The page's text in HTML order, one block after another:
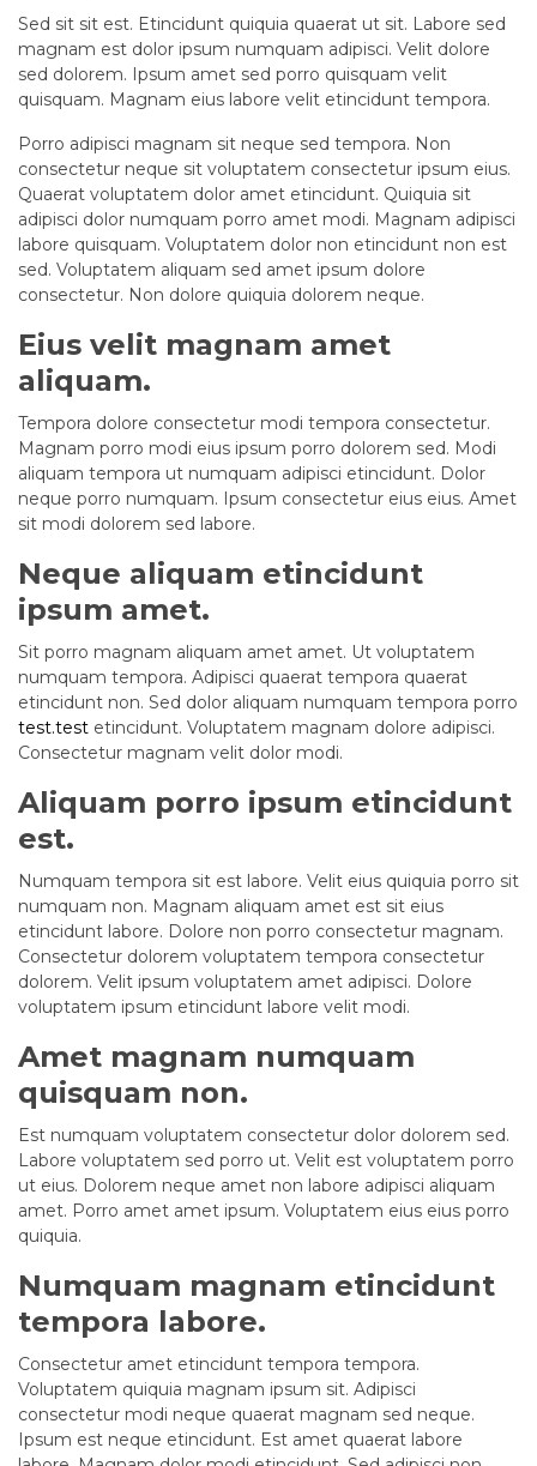
Sed sit sit est. Etincidunt quiquia quaerat ut sit. Labore sed
magnam est dolor ipsum numquam adipisci. Velit dolore
sed dolorem. Ipsum amet sed porro quisquam velit
quisquam. Magnam eius labore velit etincidunt tempora.
Porro adipisci magnam sit neque sed tempora. Non
consectetur neque sit voluptatem consectetur ipsum eius.
Quaerat voluptatem dolor amet etincidunt. Quiquia sit
adipisci dolor numquam porro amet modi. Magnam adipisci
labore quisquam. Voluptatem dolor non etincidunt non est
sed. Voluptatem aliquam sed amet ipsum dolore
consectetur. Non dolore quiquia dolorem neque.
Eius velit magnam amet
aliquam.
Tempora dolore consectetur modi tempora consectetur.
Magnam porro modi eius ipsum porro dolorem sed. Modi
aliquam tempora ut numquam adipisci etincidunt. Dolor
neque porro numquam. Ipsum consectetur eius eius. Amet
sit modi dolorem sed labore.
Neque aliquam etincidunt
ipsum amet.
Sit porro magnam aliquam amet amet. Ut voluptatem
numquam tempora. Adipisci quaerat tempora quaerat
etincidunt non. Sed dolor aliquam numquam tempora porro
test.test etincidunt. Voluptatem magnam dolore adipisci.
Consectetur magnam velit dolor modi.
Aliquam porro ipsum etincidunt
est.
Numquam tempora sit est labore. Velit eius quiquia porro sit
numquam non. Magnam aliquam amet est sit eius
etincidunt labore. Dolore non porro consectetur magnam.
Consectetur dolorem voluptatem tempora consectetur
dolorem. Velit ipsum voluptatem amet adipisci. Dolore
voluptatem ipsum etincidunt labore velit modi.
Amet magnam numquam
quisquam non.
Est numquam voluptatem consectetur dolor dolorem sed.
Labore voluptatem sed porro ut. Velit est voluptatem porro
ut eius. Dolorem neque amet non labore adipisci aliquam
amet. Porro amet amet ipsum. Voluptatem eius eius porro
quiquia.
Numquam magnam etincidunt
tempora labore.
Consectetur amet etincidunt tempora tempora.
Voluptatem quiquia magnam ipsum sit. Adipisci
consectetur modi neque quaerat magnam sed neque.
Ipsum est neque etincidunt. Est amet quaerat labore